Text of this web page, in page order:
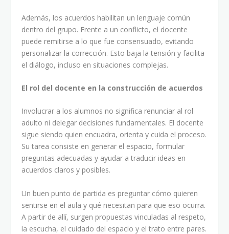
Además, los acuerdos habilitan un lenguaje común
dentro del grupo. Frente a un conflicto, el docente
puede remitirse a lo que fue consensuado, evitando
personalizar la corrección. Esto baja la tensión y facilita
el diálogo, incluso en situaciones complejas.
El rol del docente en la construcción de acuerdos
Involucrar a los alumnos no significa renunciar al rol
adulto ni delegar decisiones fundamentales. El docente
sigue siendo quien encuadra, orienta y cuida el proceso.
Su tarea consiste en generar el espacio, formular
preguntas adecuadas y ayudar a traducir ideas en
acuerdos claros y posibles.
Un buen punto de partida es preguntar cómo quieren
sentirse en el aula y qué necesitan para que eso ocurra.
A partir de allí, surgen propuestas vinculadas al respeto,
la escucha, el cuidado del espacio y el trato entre pares.